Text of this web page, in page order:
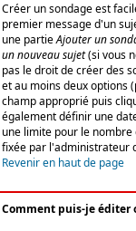
Créer un sondage est
premier message d'un
une partieAjouter un
un nouveau sujet(si vous
pas le droit de créer des
et au moins deux options
champ approprié puis
également définir une
une limite pour le
fixée par l'administrateur
Revenir en haut de page
Comment puis-je éditer